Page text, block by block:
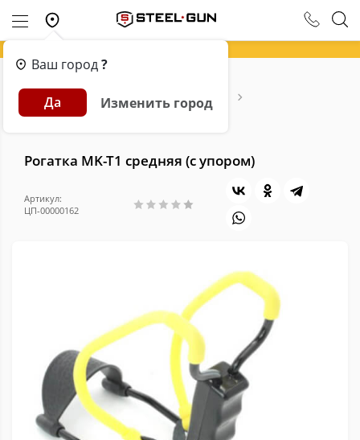
Ваш город?
Да Изменить город
Главная Каталог
Рогатки и аксессуары
Рогатки
Рогатка MK-T1 средняя (с упором)
Артикул:
ЦП-00000162